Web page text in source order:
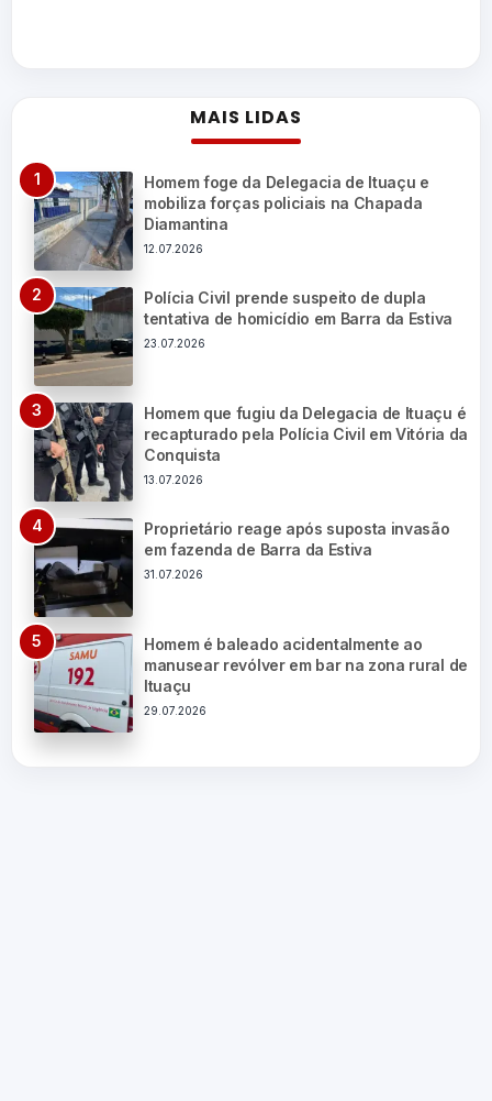
MAIS LIDAS
Homem foge da Delegacia de Ituaçu e
mobiliza forças policiais na Chapada
Diamantina
12.07.2026
Polícia Civil prende suspeito de dupla
tentativa de homicídio em Barra da Estiva
23.07.2026
Homem que fugiu da Delegacia de Ituaçu é
recapturado pela Polícia Civil em Vitória da
Conquista
13.07.2026
Proprietário reage após suposta invasão
em fazenda de Barra da Estiva
31.07.2026
Homem é baleado acidentalmente ao
manusear revólver em bar na zona rural de
Ituaçu
29.07.2026